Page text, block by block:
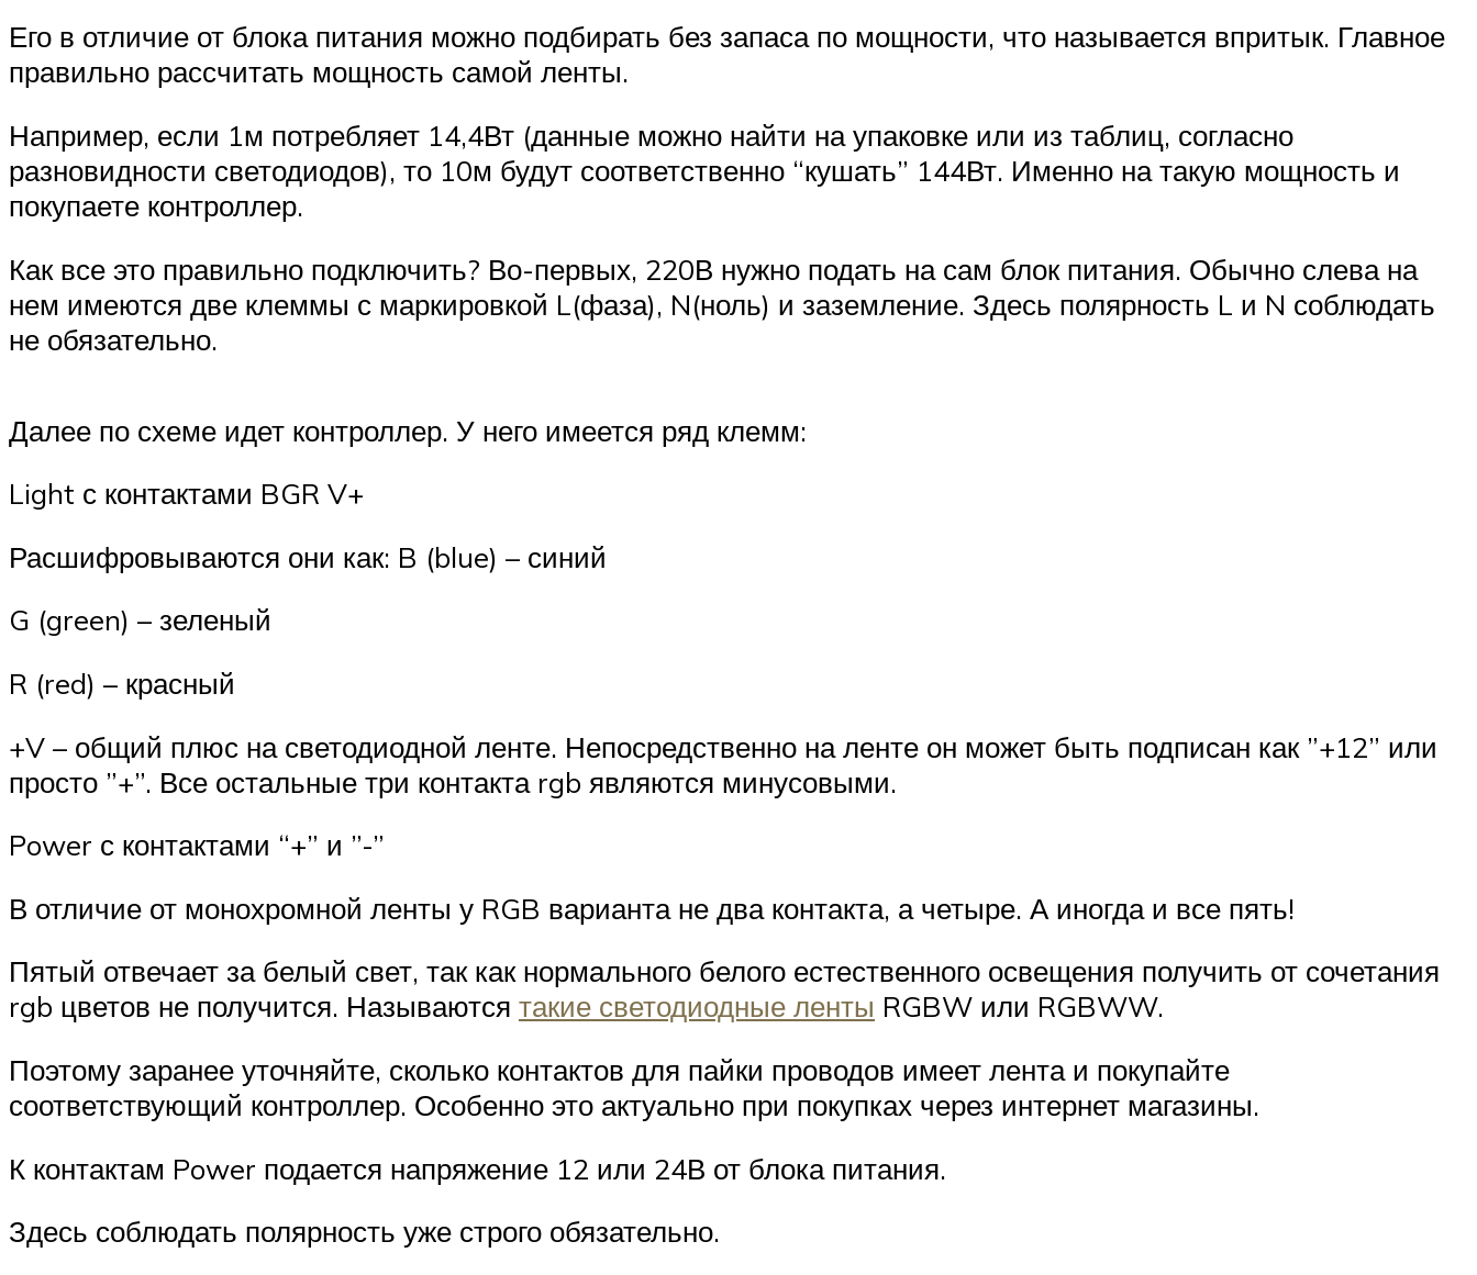
Его в отличие от блока питания можно подбирать без запаса по мощности, что называется впритык. Главное
правильно рассчитать мощность самой ленты.
Например, если 1м потребляет 14,4Вт (данные можно найти на упаковке или из таблиц, согласно
разновидности светодиодов), то 10м будут соответственно “кушать” 144Вт. Именно на такую мощность и
покупаете контроллер.
Как все это правильно подключить? Во-первых, 220В нужно подать на сам блок питания. Обычно слева на
нем имеются две клеммы с маркировкой L(фаза), N(ноль) и заземление. Здесь полярность L и N соблюдать
не обязательно.
Далее по схеме идет контроллер. У него имеется ряд клемм:
Light с контактами BGR V+
Расшифровываются они как: B (blue) – синий
G (green) – зеленый
R (red) – красный
+V – общий плюс на светодиодной ленте. Непосредственно на ленте он может быть подписан как ”+12” или
просто ”+”. Все остальные три контакта rgb являются минусовыми.
Power с контактами “+” и ”-”
В отличие от монохромной ленты у RGB варианта не два контакта, а четыре. А иногда и все пять!
Пятый отвечает за белый свет, так как нормального белого естественного освещения получить от сочетания
rgb цветов не получится. Называются такие светодиодные ленты RGBW или RGBWW.
Поэтому заранее уточняйте, сколько контактов для пайки проводов имеет лента и покупайте
соответствующий контроллер. Особенно это актуально при покупках через интернет магазины.
К контактам Power подается напряжение 12 или 24В от блока питания.
Здесь соблюдать полярность уже строго обязательно.